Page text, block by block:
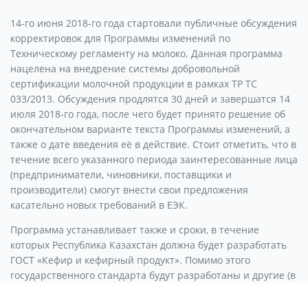
14-го июня 2018-го года стартовали публичные обсуждения
корректировок для Программы изменений по
Техническому регламенту на молоко. Данная программа
нацелена на внедрение системы добровольной
сертификации молочной продукции в рамках ТР ТС
033/2013. Обсуждения продлятся 30 дней и завершатся 14
июля 2018-го года, после чего будет принято решение об
окончательном варианте текста Программы изменений, а
также о дате введения её в действие. Стоит отметить, что в
течение всего указанного периода заинтересованные лица
(предприниматели, чиновники, поставщики и
производители) смогут внести свои предложения
касательно новых требований в ЕЭК.
Программа устанавливает также и сроки, в течение
которых Республика Казахстан должна будет разработать
ГОСТ «Кефир и кефирный продукт». Помимо этого
государственного стандарта будут разработаны и другие (в